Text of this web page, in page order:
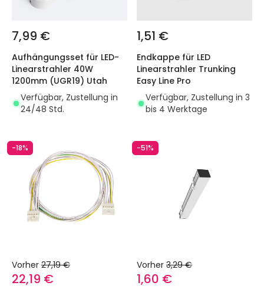
7,99 €
Aufhängungsset für LED-
Linearstrahler 40W
1200mm (UGR19) Utah
Verfügbar, Zustellung in
24/48 Std.
1,51 €
Endkappe für LED
Linearstrahler Trunking
Easy Line Pro
Verfügbar, Zustellung in 3
bis 4 Werktage
-18%
Vorher 27,19 €
22,19 €
-51%
Vorher 3,29 €
1,60 €